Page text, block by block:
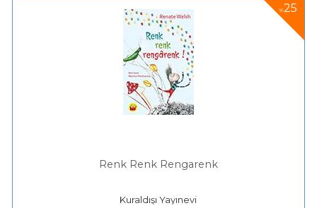
%25
Renk Renk Rengarenk
Kuraldışı Yayınevi